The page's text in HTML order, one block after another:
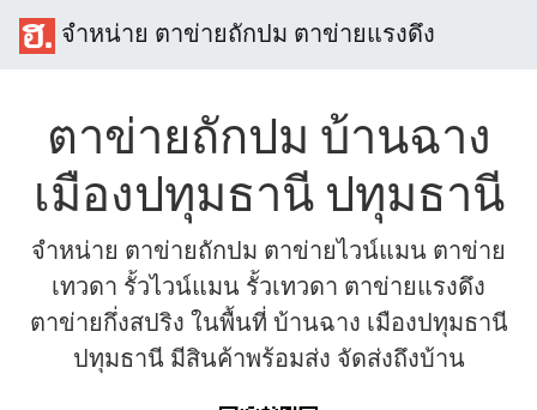
จำหน่าย ตาข่ายถักปม ตาข่ายแรงดึง
ตาข่ายถักปม บ้านฉาง
เมืองปทุมธานี ปทุมธานี
จำหน่าย ตาข่ายถักปม ตาข่ายไวน์แมน ตาข่าย
เทวดา รั้วไวน์แมน รั้วเทวดา ตาข่ายแรงดึง
ตาข่ายกึ่งสปริง ในพื้นที่ บ้านฉาง เมืองปทุมธานี
ปทุมธานี มีสินค้าพร้อมส่ง จัดส่งถึงบ้าน